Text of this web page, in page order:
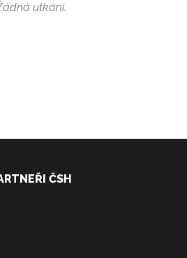
utkání.
ČSH